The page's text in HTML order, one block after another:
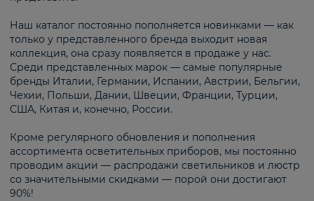
Наш каталог постоянно пополняется новинками — как
только у представленного бренда выходит новая
коллекция, она сразу появляется в продаже у нас.
Среди представленных марок — самые популярные
бренды Италии, Германии, Испании, Австрии, Бельгии,
Чехии, Польши, Дании, Швеции, Франции, Турции,
США, Китая и, конечно, России.
Кроме регулярного обновления и пополнения
ассортимента осветительных приборов, мы постоянно
проводим акции — распродажи светильников и люстр
со значительными скидками — порой они достигают
90%!